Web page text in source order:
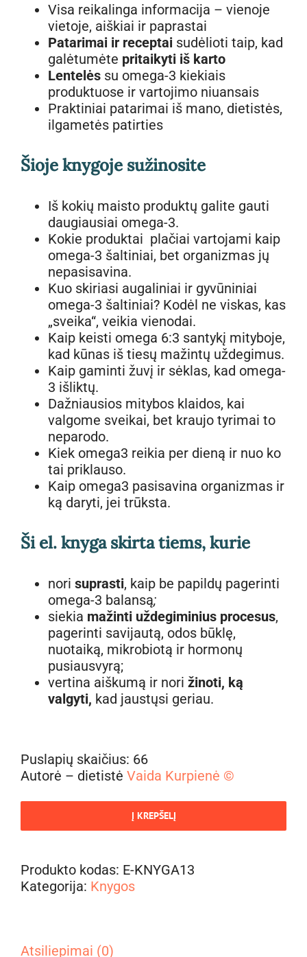
Visa reikalinga informacija – vienoje
vietoje, aiškiai ir paprastai
Patarimai ir receptai sudėlioti taip, kad
galėtumėte pritaikyti iš karto
Lentelės su omega-3 kiekiais
produktuose ir vartojimo niuansais
Praktiniai patarimai iš mano, dietistės,
ilgametės patirties
Šioje knygoje sužinosite
Iš kokių maisto produktų galite gauti
daugiausiai omega-3.
Kokie produktai plačiai vartojami kaip
omega-3 šaltiniai, bet organizmas jų
nepasisavina.
Kuo skiriasi augaliniai ir gyvūniniai
omega-3 šaltiniai? Kodėl ne viskas, kas
„sveika“, veikia vienodai.
Kaip keisti omega 6:3 santykį mityboje,
kad kūnas iš tiesų mažintų uždegimus.
Kaip gaminti žuvį ir sėklas, kad omega-
3 išliktų.
Dažniausios mitybos klaidos, kai
valgome sveikai, bet kraujo tyrimai to
neparodo.
Kiek omega3 reikia per dieną ir nuo ko
tai priklauso.
Kaip omega3 pasisavina organizmas ir
ką daryti, jei trūksta.
Ši el. knyga skirta tiems, kurie
nori suprasti, kaip be papildų pagerinti
omega-3 balansą;
siekia mažinti uždegiminius procesus,
pagerinti savijautą, odos būklę,
nuotaiką, mikrobiotą ir hormonų
pusiausvyrą;
vertina aiškumą ir nori žinoti, ką
valgyti, kad jaustųsi geriau.
Puslapių skaičius: 66
Autorė – dietistė Vaida Kurpienė ©
Į KREPŠELĮ
Produkto kodas: E-KNYGA13
Kategorija: Knygos
Atsiliepimai (0)